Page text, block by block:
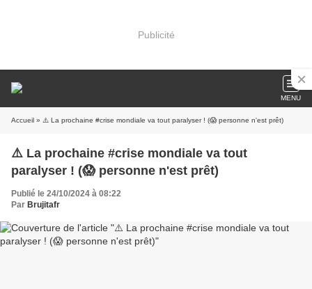
Publicité
MENU
Accueil » ⚠️ La prochaine #crise mondiale va tout paralyser ! (😱 personne n'est prêt)
⚠️ La prochaine #crise mondiale va tout
paralyser ! (😱 personne n'est prêt)
Publié le 24/10/2024 à 08:22
Par Brujitafr